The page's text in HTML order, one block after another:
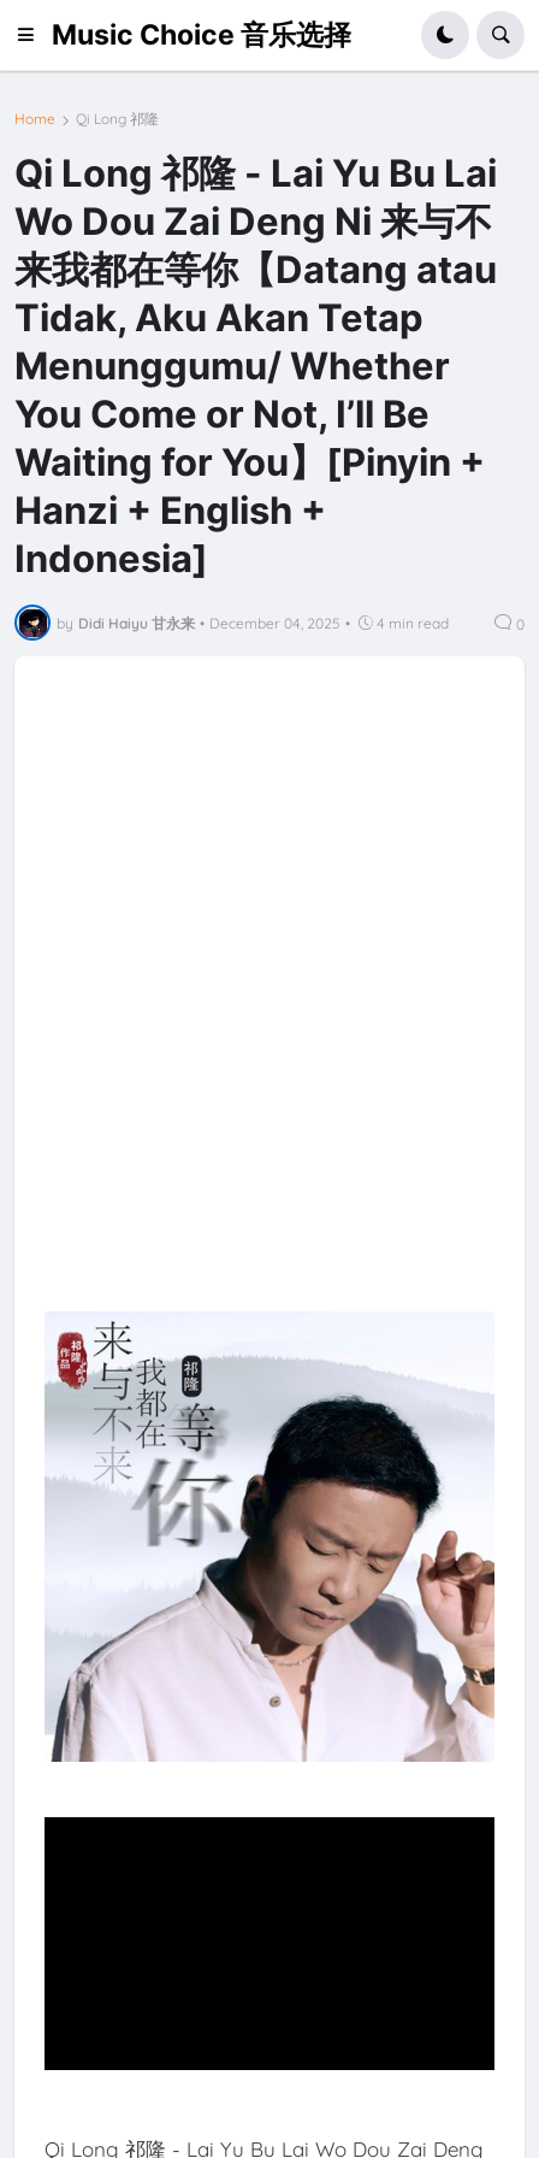
Music Choice 音乐选择
Home Qi Long 祁隆
Qi Long 祁隆 - Lai Yu Bu Lai
Wo Dou Zai Deng Ni 来与不
来我都在等你【Datang atau
Tidak, Aku Akan Tetap
Menunggumu/ Whether
You Come or Not, I’ll Be
Waiting for You】[Pinyin +
Hanzi + English +
Indonesia]
by Didi Haiyu 甘永来 • December 04, 2025 • 4 min read 0
Qi Long 祁隆 - Lai Yu Bu Lai Wo Dou Zai Deng